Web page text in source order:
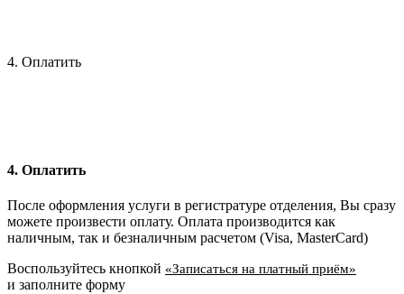
4. Оплатить
4. Оплатить
После оформления услуги в регистратуре отделения, Вы сразу
можете произвести оплату. Оплата производится как
наличным, так и безналичным расчетом (Visa, MasterCard)
Воспользуйтесь кнопкой «Записаться на платный приём»
и заполните форму